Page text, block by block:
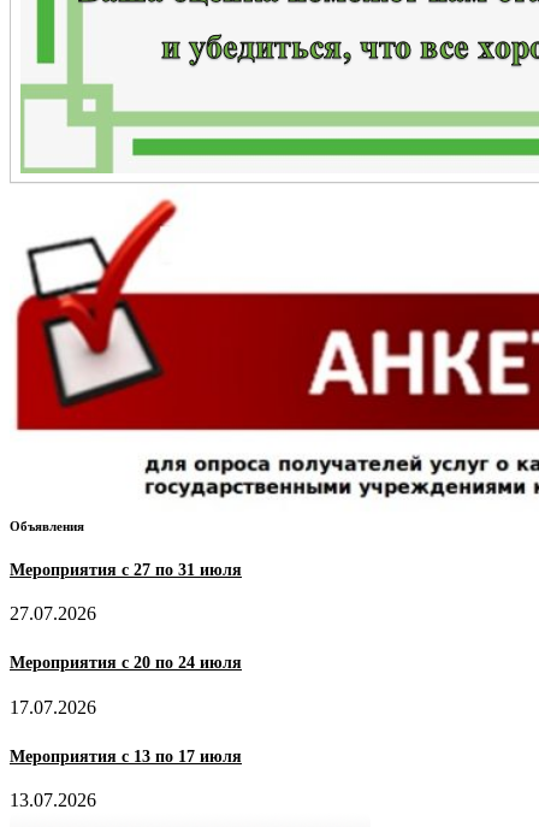
Объявления
Мероприятия с 27 по 31 июля
27.07.2026
Мероприятия с 20 по 24 июля
17.07.2026
Мероприятия с 13 по 17 июля
13.07.2026